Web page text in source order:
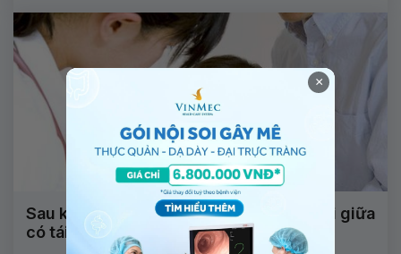
Sau khi tiêm phòng phế cầu liệu viêm tai giữa
có tái phát không?
×